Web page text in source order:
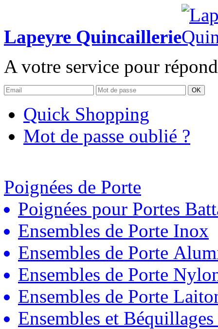
Lapeyre Quincaillerie
A votre service pour
OK
Quick Shopping
Mot de passe oublié ?
Poignées de Porte
Poignées pour Portes
Ensembles de Porte Inox
Ensembles de Porte
Ensembles de Porte
Ensembles de Porte
Ensembles et